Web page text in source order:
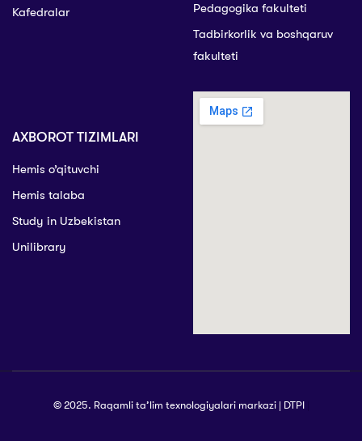
Kafedralar
Pedagogika fakulteti
Tadbirkorlik va boshqaruv
fakulteti
AXBOROT TIZIMLARI
Hemis o’qituvchi
Hemis talaba
Study in Uzbekistan
Unilibrary
© 2025. Raqamli ta’lim texnologiyalari markazi | DTPI